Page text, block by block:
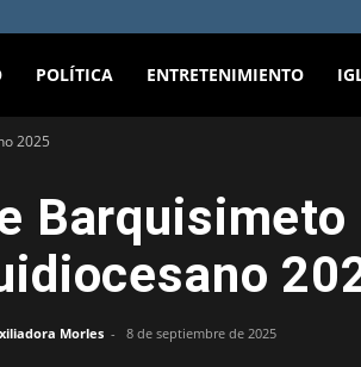
POLÍTICA ENTRETENIMIENTO
2025
Barquisimeto
Morles - 8 de septiembre de 2025